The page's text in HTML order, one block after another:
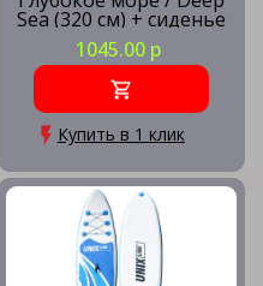
Sea (320 см) + сиденье
1045.00 р
Купить в 1 клик